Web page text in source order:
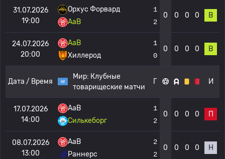
31.07.2026
19:00
Орхус Форвард
AaB
1
2
0 0 0 0 В
24.07.2026
20:00
AaB
Хиллерод
1
0
0 0 0 0 В
Дата / Время
Мир: Клубные
товарищеские матчи
Г И
17.07.2026
14:00
AaB
Силькеборг
1
2
0 0 0 0 П
08.07.2026
13:00
AaB
Раннерс
2
2
0 0 0 0 Н